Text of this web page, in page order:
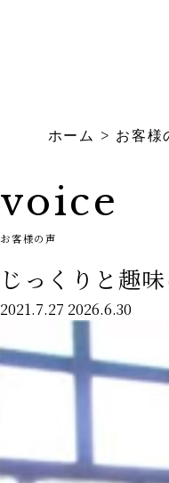
ホーム > お客様
voice
お客様の声
じっくりと趣
2021.7.27 2026.6.30